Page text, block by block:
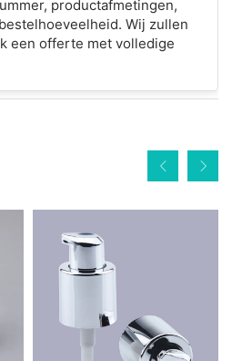
productafmetingen,
Wij zullen
een offerte met volledige